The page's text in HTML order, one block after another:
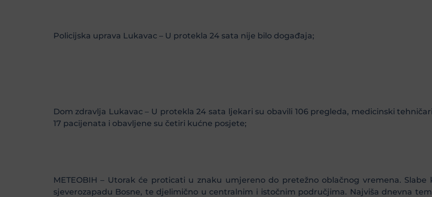
Policijska uprava Lukavac – U protekla 24 sata nije bilo događaja;
Dom zdravlja Lukavac – U protekla 24 sata ljekari su obavili 106 pregleda, medicinski
17 pacijenata i obavljene su četiri kućne posjete;
METEOBIH – Utorak će proticati u znaku umjereno do pretežno oblačnog vremena.
sjeverozapadu Bosne, te djelimično u centralnim i istočnim područjima. Najviša dnevna